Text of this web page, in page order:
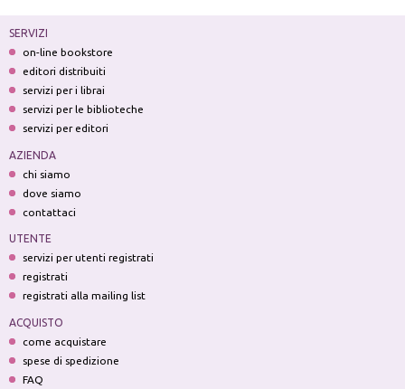
SERVIZI
on-line bookstore
editori distribuiti
servizi per i librai
servizi per le biblioteche
servizi per editori
AZIENDA
chi siamo
dove siamo
contattaci
UTENTE
servizi per utenti registrati
registrati
registrati alla mailing list
ACQUISTO
come acquistare
spese di spedizione
FAQ